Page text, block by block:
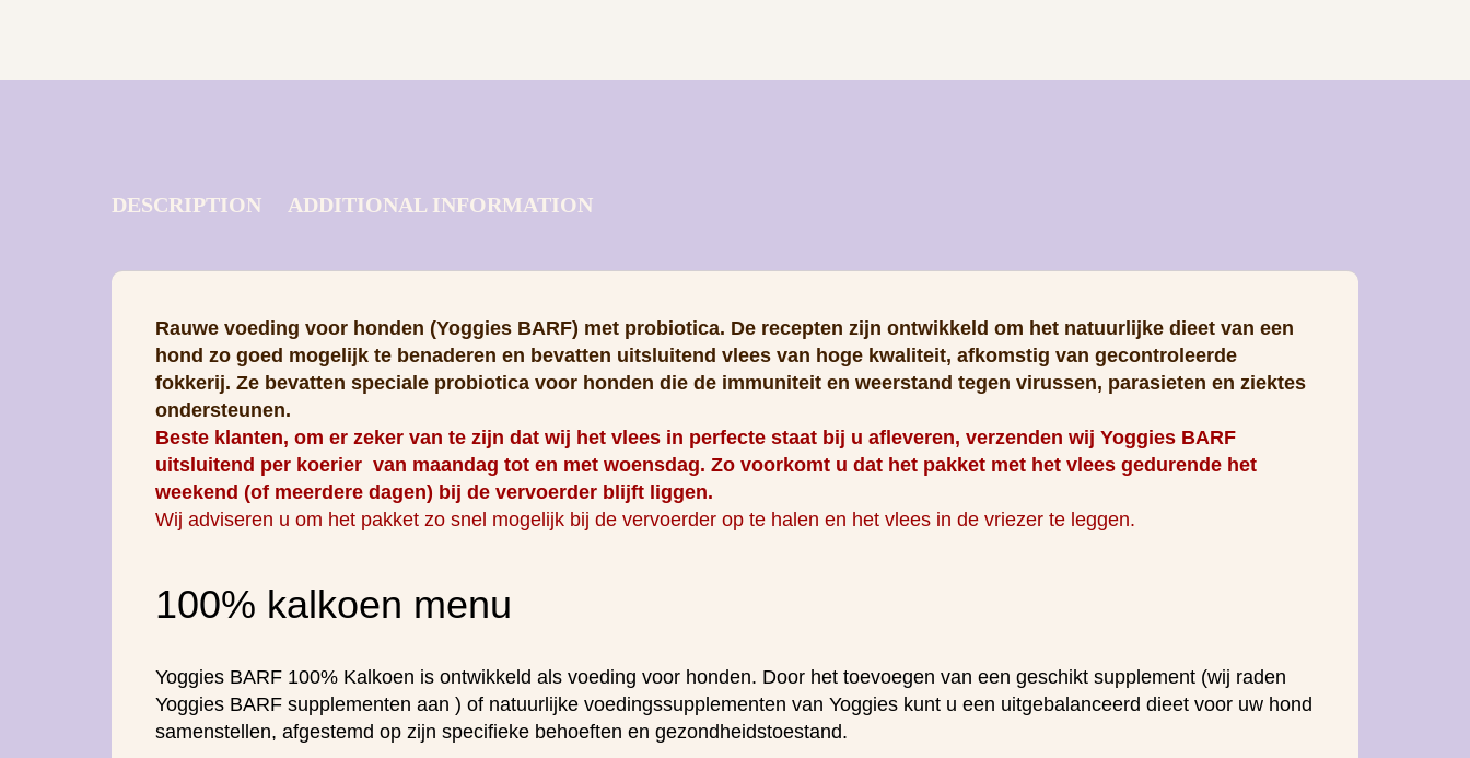
DESCRIPTION ADDITIONAL INFORMATION
Rauwe voeding voor honden (Yoggies BARF) met probiotica. De recepten zijn ontwikkeld om het natuurlijke dieet van een
hond zo goed mogelijk te benaderen en bevatten uitsluitend vlees van hoge kwaliteit, afkomstig van gecontroleerde
fokkerij. Ze bevatten speciale probiotica voor honden die de immuniteit en weerstand tegen virussen, parasieten en ziektes
ondersteunen.
Beste klanten, om er zeker van te zijn dat wij het vlees in perfecte staat bij u afleveren, verzenden wij Yoggies BARF
uitsluitend per koerier van maandag tot en met woensdag. Zo voorkomt u dat het pakket met het vlees gedurende het
weekend (of meerdere dagen) bij de vervoerder blijft liggen.
Wij adviseren u om het pakket zo snel mogelijk bij de vervoerder op te halen en het vlees in de vriezer te leggen.
100% kalkoen menu
Yoggies BARF 100% Kalkoen is ontwikkeld als voeding voor honden. Door het toevoegen van een geschikt supplement (wij raden
Yoggies BARF supplementen aan ) of natuurlijke voedingssupplementen van Yoggies kunt u een uitgebalanceerd dieet voor uw hond
samenstellen, afgestemd op zijn specifieke behoeften en gezondheidstoestand.